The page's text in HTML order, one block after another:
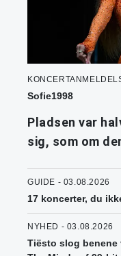
Sofie1998
Pladsen var
sig, som om
GUIDE - 03.08.2026
17 koncerter, du
NYHED - 03.08.2026
Tiësto slog